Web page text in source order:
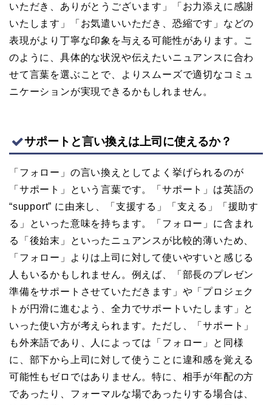
いただき、ありがとうございます」「お力添えに感謝
いたします」「お気遣いいただき、恐縮です」などの
表現がより丁寧な印象を与える可能性があります。こ
のように、具体的な状況や伝えたいニュアンスに合わ
せて言葉を選ぶことで、よりスムーズで適切なコミュ
ニケーションが実現できるかもしれません。
サポートと言い換えは上司に使えるか？
「フォロー」の言い換えとしてよく挙げられるのが
「サポート」という言葉です。「サポート」は英語の
“support” に由来し、「支援する」「支える」「援助す
る」といった意味を持ちます。「フォロー」に含まれ
る「後始末」といったニュアンスが比較的薄いため、
「フォロー」よりは上司に対して使いやすいと感じる
人もいるかもしれません。例えば、「部長のプレゼン
準備をサポートさせていただきます」や「プロジェク
トが円滑に進むよう、全力でサポートいたします」と
いった使い方が考えられます。ただし、「サポート」
も外来語であり、人によっては「フォロー」と同様
に、部下から上司に対して使うことに違和感を覚える
可能性もゼロではありません。特に、相手が年配の方
であったり、フォーマルな場であったりする場合は、